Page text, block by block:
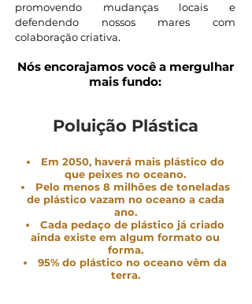
promovendo mudanças locais e
defendendo nossos mares com
colaboração criativa.
Nós encorajamos você a mergulhar
mais fundo:
Poluição Plástica
Em 2050, haverá mais plástico do
que peixes no oceano.
Pelo menos 8 milhões de toneladas
de plástico vazam no oceano a cada
ano.
Cada pedaço de plástico já criado
ainda existe em algum formato ou
forma.
95% do plástico no oceano vêm da
terra.